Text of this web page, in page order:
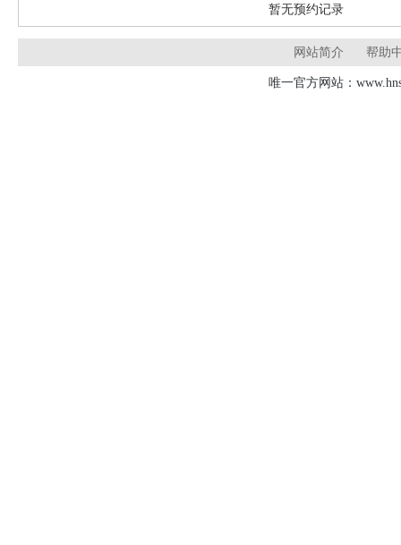
暂无预约记录
网站简介 帮助
唯一官方网站：